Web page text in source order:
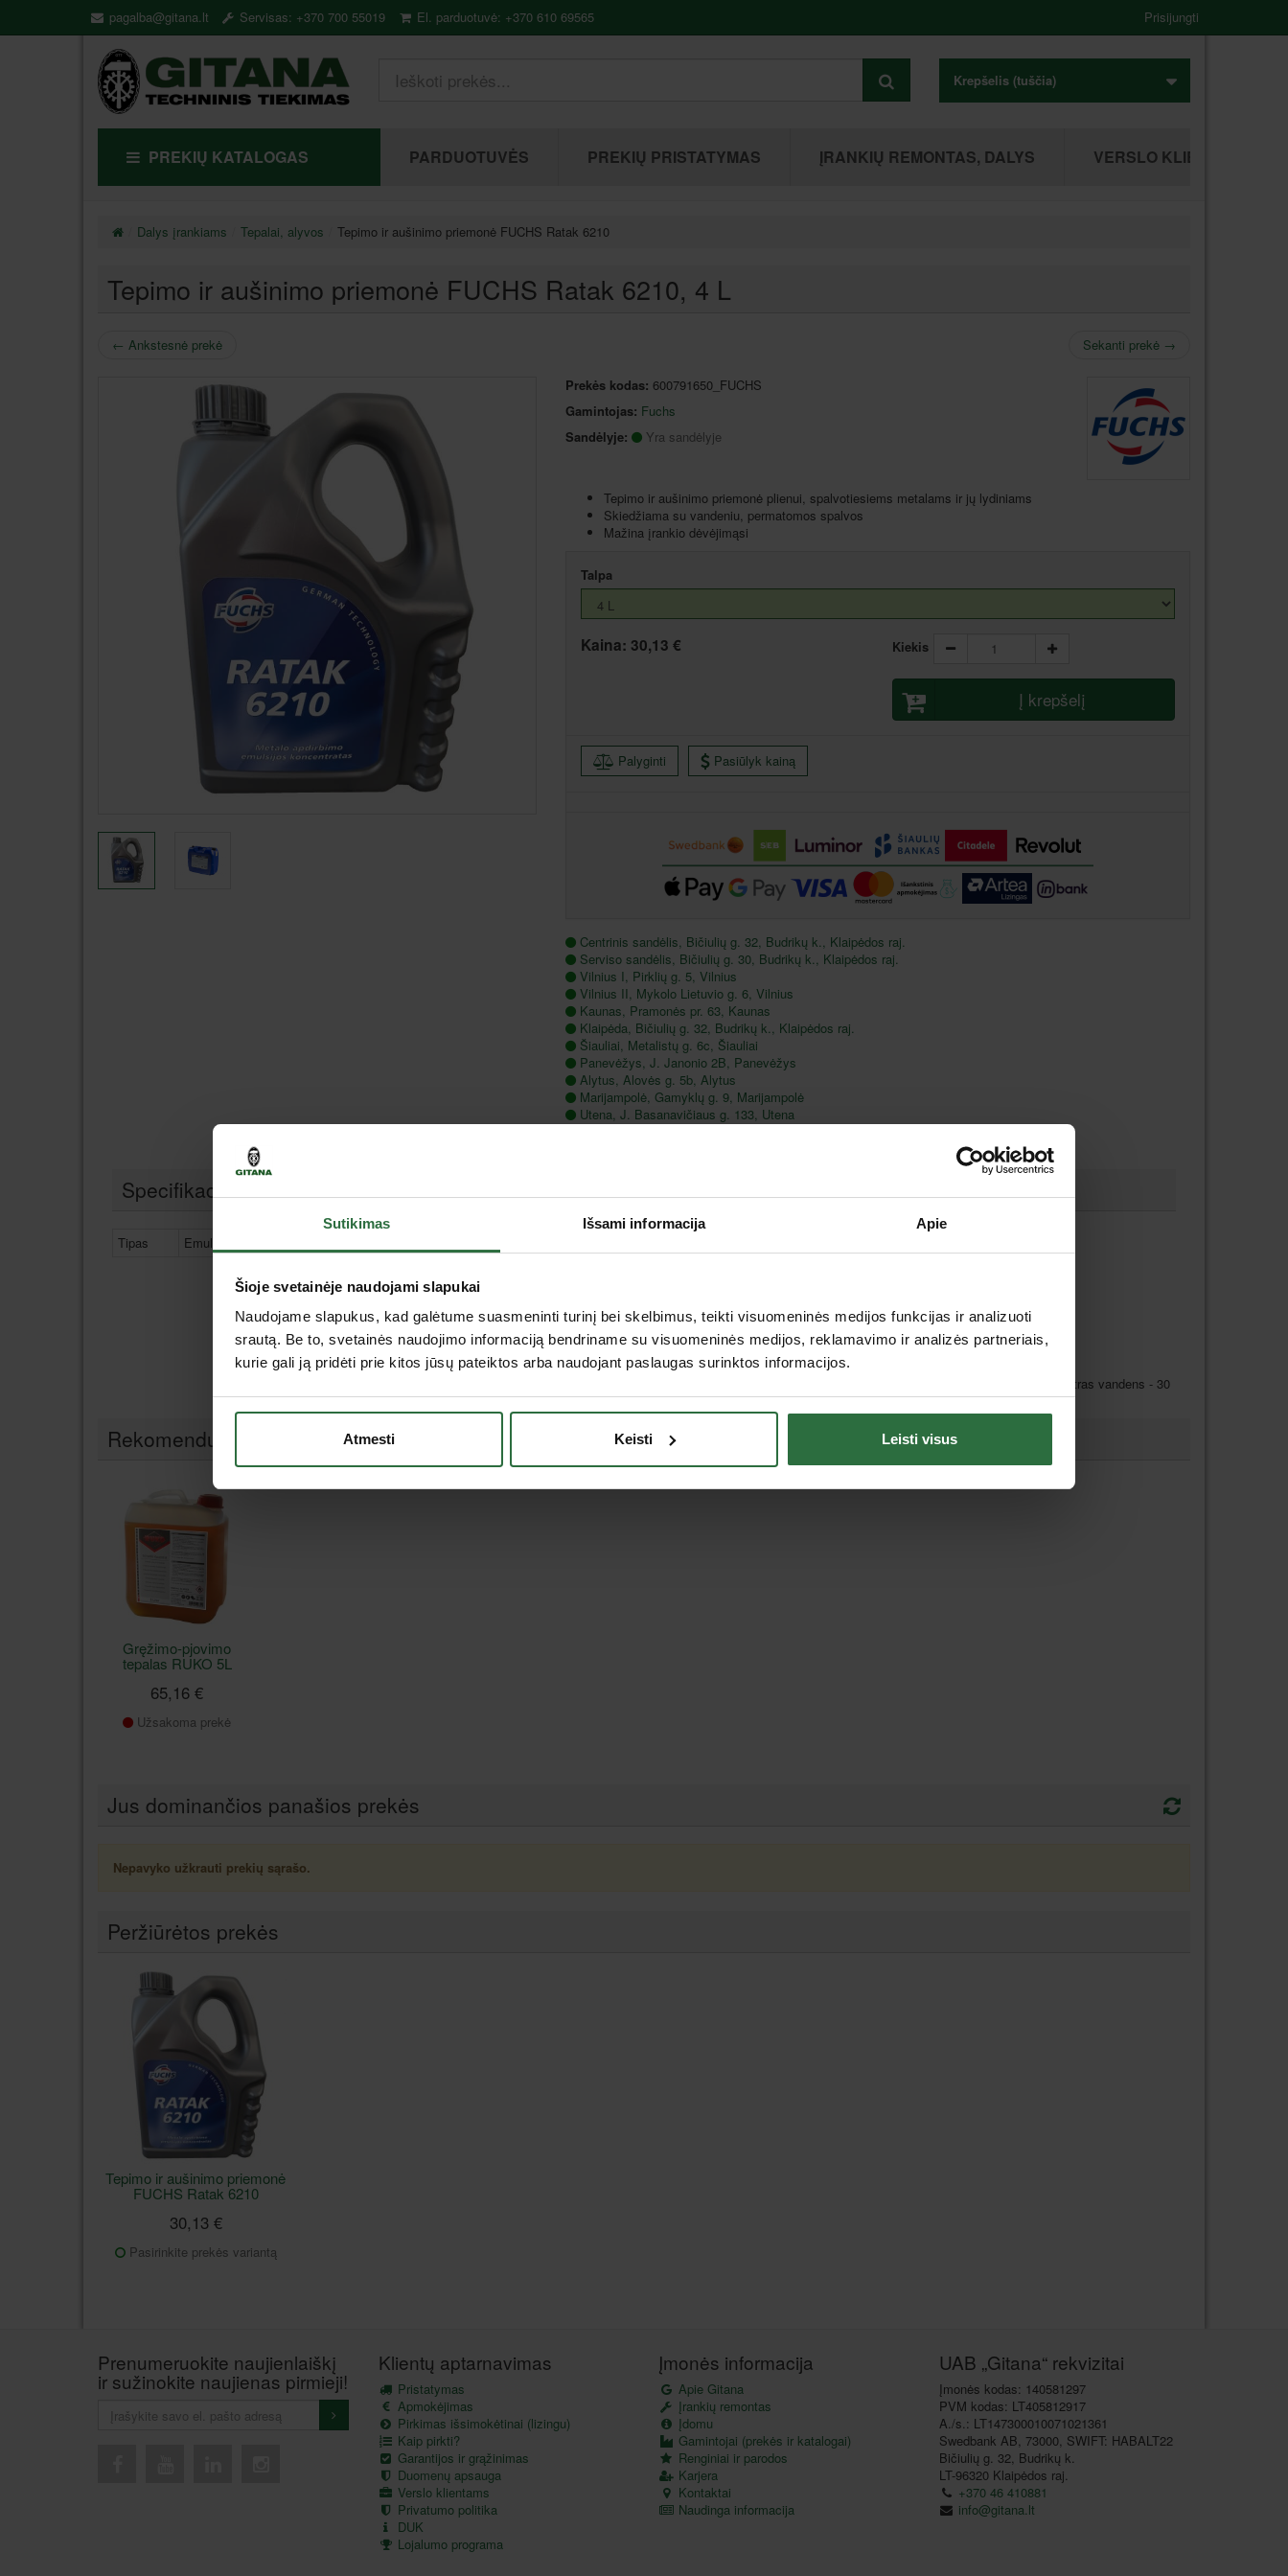
Sutikimas Išsami informacija Apie
Šioje svetainėje naudojami slapukai
Naudojame slapukus, kad galėtume suasmeninti turinį bei skelbimus, teikti visuomeninės medijos funkcijas ir analizuoti
srautą. Be to, svetainės naudojimo informaciją bendriname su visuomeninės medijos, reklamavimo ir analizės partneriais,
kurie gali ją pridėti prie kitos jūsų pateiktos arba naudojant paslaugas surinktos informacijos.
Atmesti Keisti Leisti visus
pagalba@gitana.lt Servisas: +370 700 55019 El. parduotuvė: +370 610 69565 Prisijungti
Krepšelis (tuščia)
PREKIŲ KATALOGAS PARDUOTUVĖS PREKIŲ PRISTATYMAS ĮRANKIŲ REMONTAS, DALYS VERSLO KLIENTAMS
Dalys įrankiams Tepalai, alyvos Tepimo ir aušinimo priemonė FUCHS Ratak 6210
Tepimo ir aušinimo priemonė FUCHS Ratak 6210, 4 L
← Ankstesnė prekė Sekanti prekė →
Prekės kodas: 600791650_FUCHS
Gamintojas: Fuchs
Sandėlyje:
Yra sandėlyje
Tepimo ir aušinimo priemonė plienui, spalvotiesiems metalams ir jų lydiniams
Skiedžiama su vandeniu, permatomos spalvos
Mažina įrankio dėvėjimąsi
Talpa
Kaina: 30,13 € Kiekis
Į krepšelį
Palyginti Pasiūlyk kainą
Centrinis sandėlis, Bičiulių g. 32, Budrikų k., Klaipėdos raj.
Serviso sandėlis, Bičiulių g. 30, Budrikų k., Klaipėdos raj.
Vilnius I, Pirklių g. 5, Vilnius
Vilnius II, Mykolo Lietuvio g. 6, Vilnius
Kaunas, Pramonės pr. 63, Kaunas
Klaipėda, Bičiulių g. 32, Budrikų k., Klaipėdos raj.
Šiauliai, Metalistų g. 6c, Šiauliai
Panevėžys, J. Janonio 2B, Panevėžys
Alytus, Alovės g. 5b, Alytus
Marijampolė, Gamyklų g. 9, Marijampolė
Utena, J. Basanavičiaus g. 133, Utena
Aprašymas
Apsaugo pjovimo įrankio detales nuo korozijos.
Tekinimas - 5%
Sriegimui - 7-10%
Šlifavimui - 3%
naudojant emulsiją pjovimui (koncentracija 3%) skiesti su vandeniu santykiu 1 litras vandens - 30
mililitrų emulsijos.
Specifikacija
Tipas Emulsija sriegimui, gręžimui, pjovimui
Rekomenduojami priedai
Gręžimo-pjovimo
tepalas RUKO 5L
65,16 €
Užsakoma prekė
Jus dominančios panašios prekės
Nepavyko užkrauti prekių sąrašo.
Peržiūrėtos prekės
Tepimo ir aušinimo priemonė
FUCHS Ratak 6210
30,13 €
Pasirinkite prekės variantą
Prenumeruokite naujienlaiškį
ir sužinokite naujienas pirmieji!
Klientų aptarnavimas
Pristatymas
Apmokėjimas
Pirkimas išsimokėtinai (lizingu)
Kaip pirkti?
Garantijos ir grąžinimas
Duomenų apsauga
Verslo klientams
Privatumo politika
DUK
Lojalumo programa
Įmonės informacija
Apie Gitana
Įrankių remontas
Įdomu
Gamintojai (prekės ir katalogai)
Renginiai ir parodos
Karjera
Kontaktai
Naudinga informacija
UAB „Gitana“ rekvizitai
Įmonės kodas: 140581297
PVM kodas: LT405812917
A./s.: LT147300010071021361
Swedbank AB, 73000, SWIFT: HABALT22
Bičiulių g. 32, Budrikų k.
LT-96320 Klaipėdos raj.
+370 46 410881
info@gitana.lt